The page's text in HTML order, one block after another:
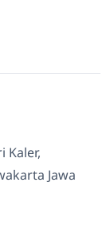
Kaler,
Jawa